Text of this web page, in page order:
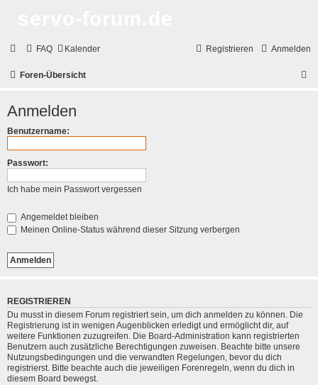
FAQ Kalender Anmelden
Registrieren
Foren-Übersicht
Anmelden
Benutzername:
Passwort:
Ich habe mein Passwort vergessen
Angemeldet bleiben
Meinen Online-Status während dieser Sitzung verbergen
REGISTRIEREN
Du musst in diesem Forum registriert sein, um dich anmelden zu können. Die
Registrierung ist in wenigen Augenblicken erledigt und ermöglicht dir, auf
weitere Funktionen zuzugreifen. Die Board-Administration kann registrierten
Benutzern auch zusätzliche Berechtigungen zuweisen. Beachte bitte unsere
Nutzungsbedingungen und die verwandten Regelungen, bevor du dich
registrierst. Bitte beachte auch die jeweiligen Forenregeln, wenn du dich in
diesem Board bewegst.